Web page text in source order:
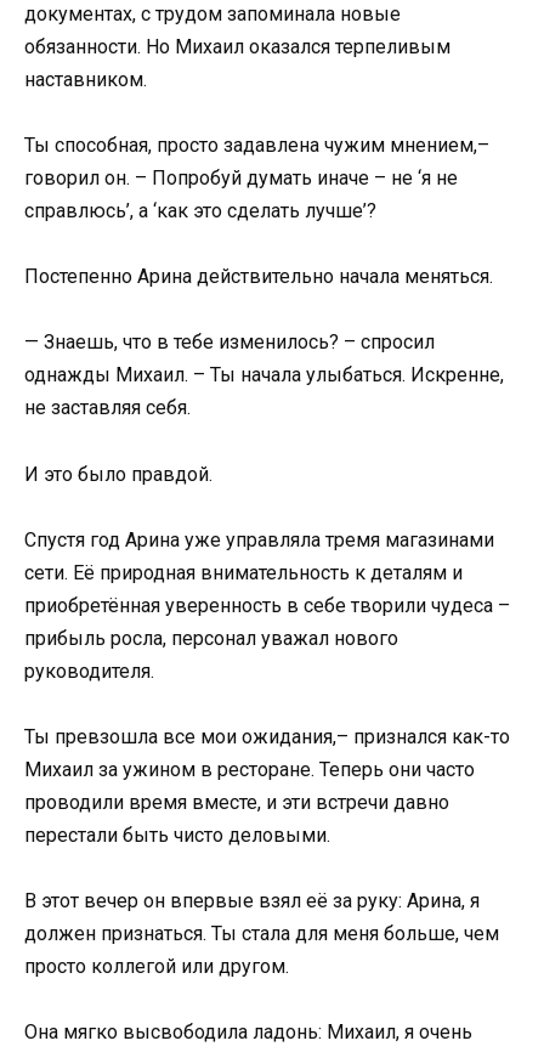
документах, с трудом запоминала новые
обязанности. Но Михаил оказался терпеливым
наставником.
Ты способная, просто задавлена чужим мнением,–
говорил он. – Попробуй думать иначе – не ‘я не
справлюсь’, а ‘как это сделать лучше’?
Постепенно Арина действительно начала меняться.
— Знаешь, что в тебе изменилось? – спросил
однажды Михаил. – Ты начала улыбаться. Искренне,
не заставляя себя.
И это было правдой.
Спустя год Арина уже управляла тремя магазинами
сети. Её природная внимательность к деталям и
приобретённая уверенность в себе творили чудеса –
прибыль росла, персонал уважал нового
руководителя.
Ты превзошла все мои ожидания,– признался как-то
Михаил за ужином в ресторане. Теперь они часто
проводили время вместе, и эти встречи давно
перестали быть чисто деловыми.
В этот вечер он впервые взял её за руку: Арина, я
должен признаться. Ты стала для меня больше, чем
просто коллегой или другом.
Она мягко высвободила ладонь: Михаил, я очень